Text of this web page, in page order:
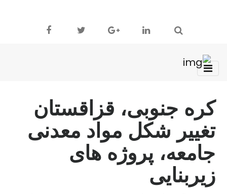
کره جنوبی، قزاقستان
تغییر شکل مواد معدنی
جامعه، پروژه های
زیربنایی